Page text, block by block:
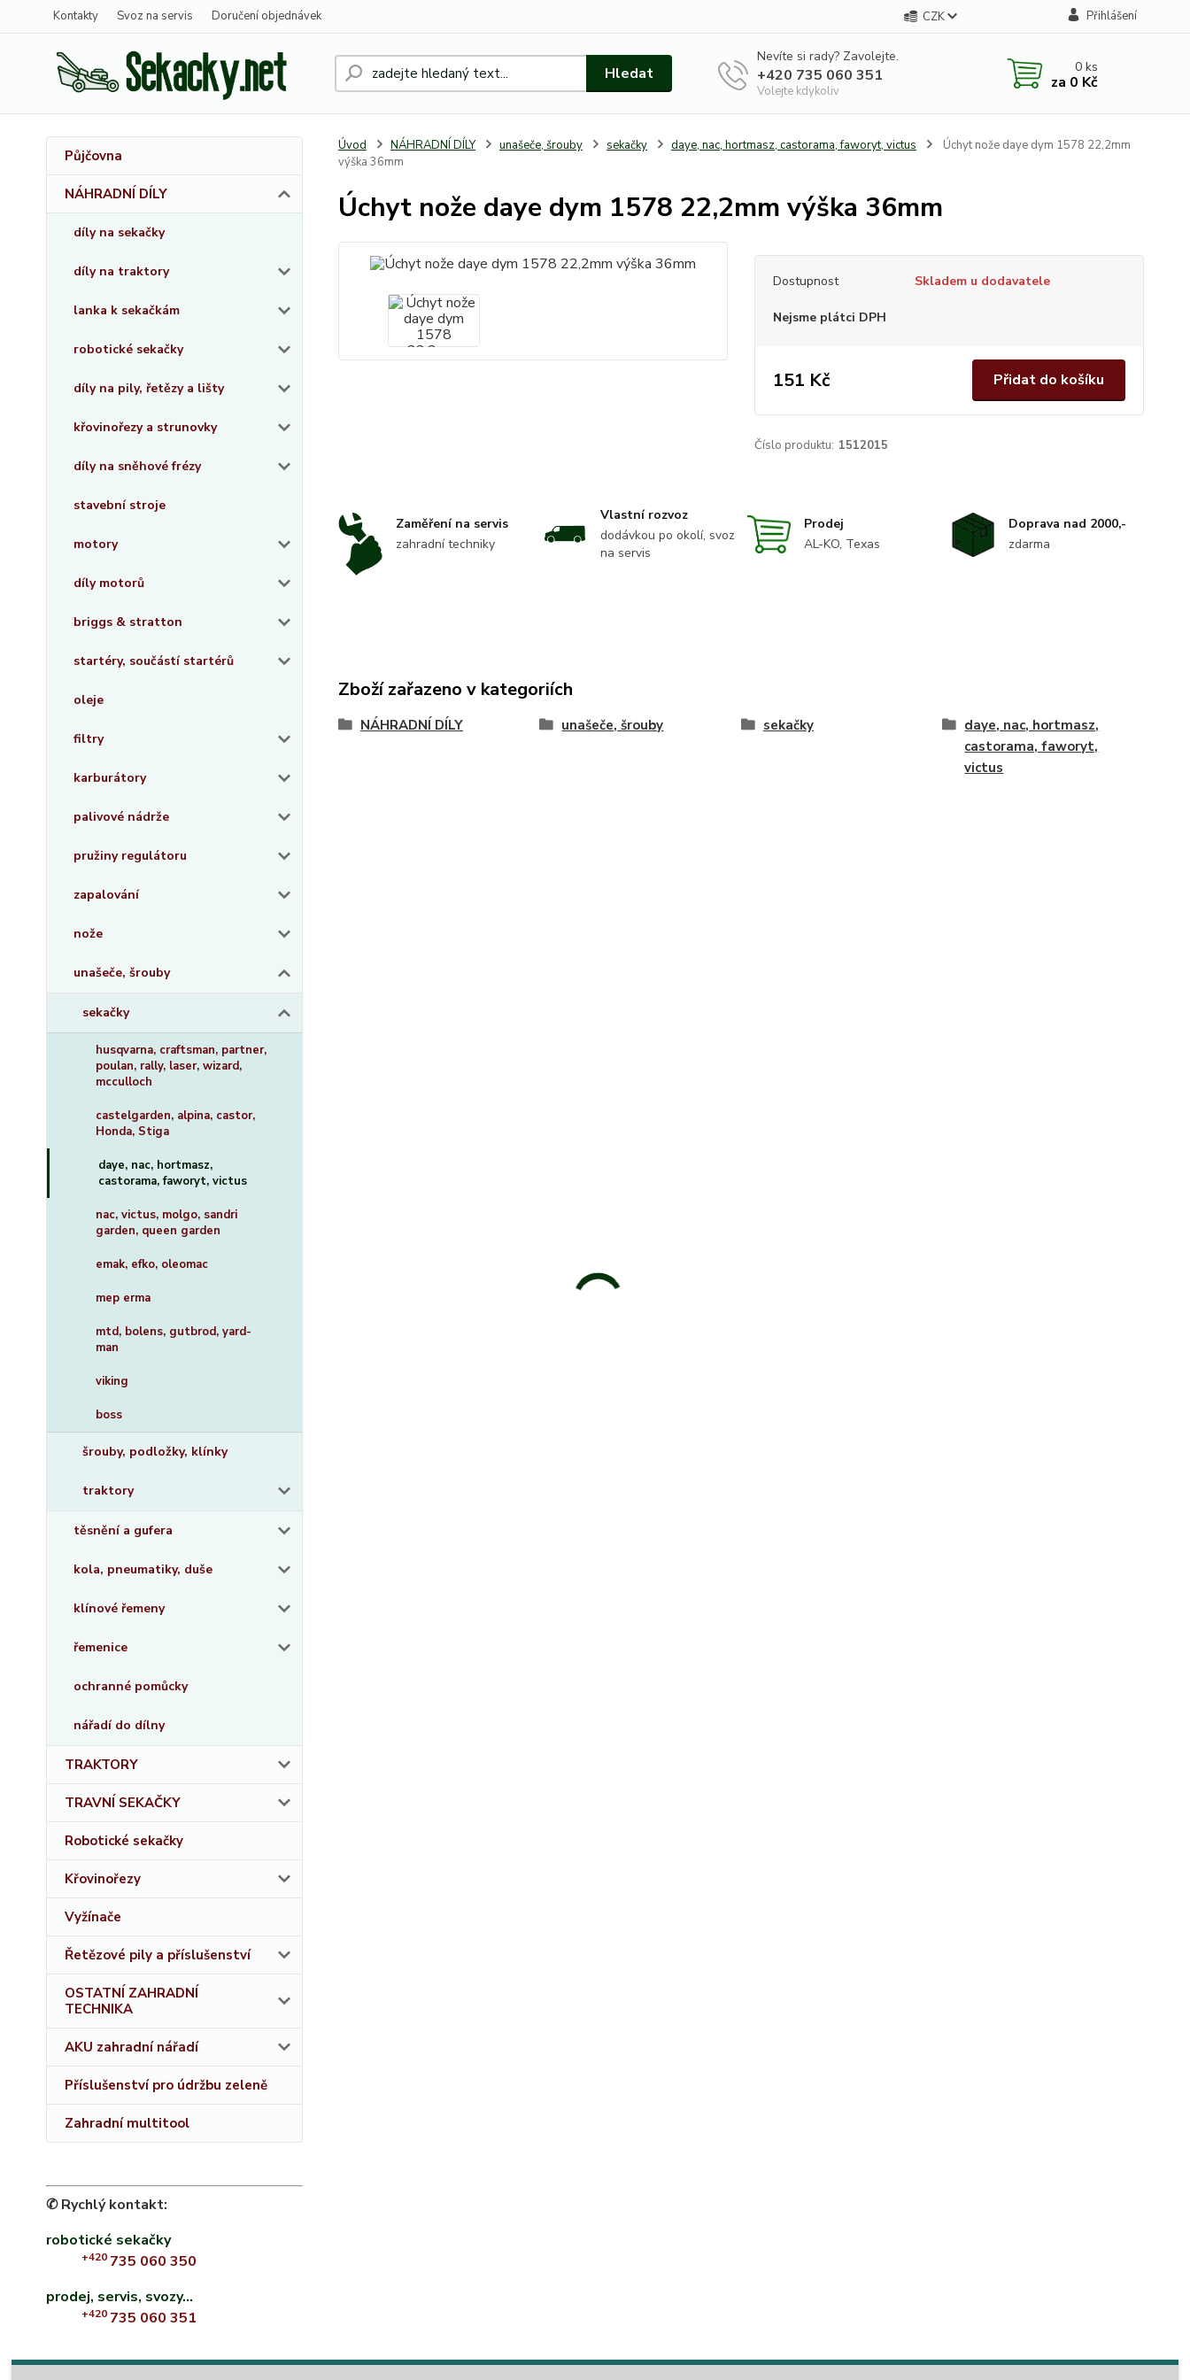
Kontakty Svoz na servis Doručení objednávek CZK Přihlášení
Hledat
Nevíte si rady? Zavolejte.
+420 735 060 351
Volejte kdykoliv
0ks
za 0 Kč
Půjčovna
NÁHRADNÍ DÍLY
díly na sekačky
díly na traktory
lanka k sekačkám
robotické sekačky
díly na pily, řetězy a lišty
křovinořezy a strunovky
díly na sněhové frézy
stavební stroje
motory
díly motorů
briggs & stratton
startéry, součástí startérů
oleje
filtry
karburátory
palivové nádrže
pružiny regulátoru
zapalování
nože
unašeče, šrouby
sekačky
husqvarna, craftsman, partner,
poulan, rally, laser, wizard,
mcculloch
castelgarden, alpina, castor,
Honda, Stiga
daye, nac, hortmasz,
castorama, faworyt, victus
nac, victus, molgo, sandri
garden, queen garden
emak, efko, oleomac
mep erma
mtd, bolens, gutbrod, yard-
man
viking
boss
šrouby, podložky, klínky
traktory
těsnění a gufera
kola, pneumatiky, duše
klínové řemeny
řemenice
ochranné pomůcky
nářadí do dílny
TRAKTORY
TRAVNÍ SEKAČKY
Robotické sekačky
Křovinořezy
Vyžínače
Řetězové pily a příslušenství
OSTATNÍ ZAHRADNÍ
TECHNIKA
AKU zahradní nářadí
Příslušenství pro údržbu zeleně
Zahradní multitool
✆ Rychlý kontakt:
robotické sekačky
+420 735 060 350
prodej, servis, svozy...
+420 735 060 351
Úvod NÁHRADNÍ DÍLY unašeče, šrouby sekačky daye, nac, hortmasz, castorama, faworyt, victus
Úchyt nože daye dym 1578 22,2mm
výška 36mm
Úchyt nože daye dym 1578 22,2mm výška 36mm
Dostupnost Skladem u dodavatele
Nejsme plátci DPH
151 Kč Přidat do košíku
Číslo produktu: 1512015
Zaměření na servis
zahradní techniky
Vlastní rozvoz
dodávkou po okolí, svoz
na servis
Prodej
AL-KO, Texas
Doprava nad 2000,-
zdarma
Zboží zařazeno v kategoriích
NÁHRADNÍ DÍLY unašeče, šrouby sekačky
daye, nac, hortmasz,
castorama, faworyt,
victus